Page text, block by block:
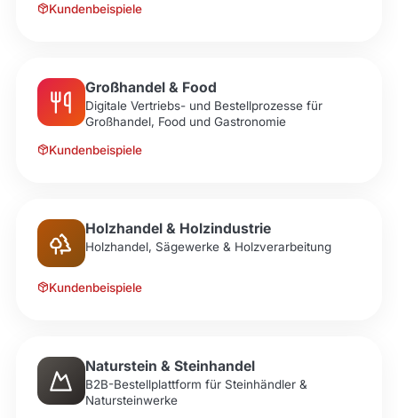
Kundenbeispiele
Großhandel & Food
Digitale Vertriebs- und Bestellprozesse für
Großhandel, Food und Gastronomie
Kundenbeispiele
Holzhandel & Holzindustrie
Holzhandel, Sägewerke & Holzverarbeitung
Kundenbeispiele
Naturstein & Steinhandel
B2B-Bestellplattform für Steinhändler &
Natursteinwerke